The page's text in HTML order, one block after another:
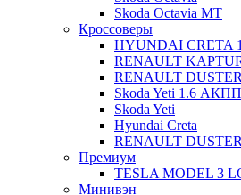
Skoda Octavia МТ
Кроссоверы
HYUNDAI CRETA
RENAULT
RENAULT
Skoda Yeti 1.6 АКПП
Skoda Yeti
Hyundai Creta
RENAULT
Премиум
TESLA MODEL 3
Минивэн